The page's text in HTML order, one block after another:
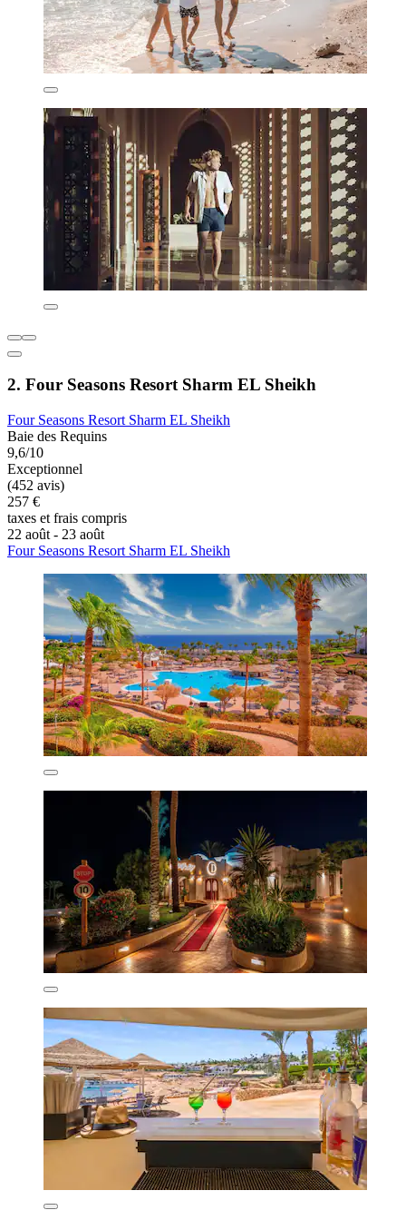
2. Four Seasons Resort Sharm EL Sheikh
Four Seasons Resort Sharm EL Sheikh
Baie des Requins
9,6/10
Exceptionnel
(452 avis)
257 €
taxes et frais compris
22 août - 23 août
Four Seasons Resort Sharm EL Sheikh